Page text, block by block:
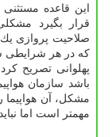
این قاعده
قرار بگیرد
صلاحیت پروازی یك
كه در هر شرایطی
پهلوانی تصریح
باشد سازمان
مشكل، آن
مهمتر است اما